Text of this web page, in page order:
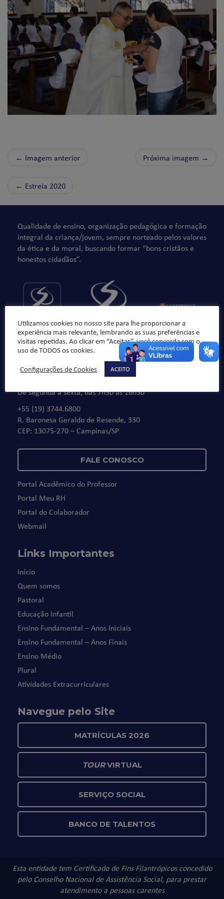
← Imagem anterior Próxima imagem →
← Estreia 2020
Qualidade de ensino, organização pedagógica e formação
integral da criança/jovem, sempre norteado pelos valores
da ética e da moral, buscando formar “bons cristãos e
honestos cidadãos”.
Fale Conosco
De segunda à sexta, das 7h30 às 16h30
+55 (19) 3744.6800
R. Baronesa Geraldo de Resende, 330
CEP: 13075-270 – Campinas/SP
FALE CONOSCO
Portal Acadêmico do Professor
Portal Meu RH
Portal do Colaborador
Webmail
Links Importantes
Início
Quem somos
Pastoral
Educação Infantil
Ensino Fundamental – Anos Iniciais
Ensino Fundamental – Anos Finais
Ensino Médio
Plural
Atividades Extracurriculares
Navegue pelo Site
MATRÍCULAS 2026
TOURVIRTUAL
SERVIÇO SOCIAL
BANCO DE TALENTOS
Esta entidade tem Certificado de Fins Filantrópicos concedido
pelo Conselho Nacional de Assistência Social, para prestar
atendimento a pessoas carentes
Utilizamos cookies no nosso site para lhe proporcionar a
experiência mais relevante, lembrando as suas preferências e
visitas repetidas. Ao clicar em “Aceitar”, você concorda com o
uso de TODOS os cookies.
Configurações de Cookies
ACEITO